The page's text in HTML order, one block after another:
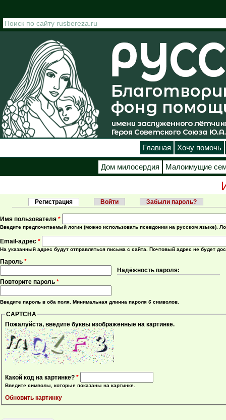
Главная Хочу помочь
Дом милосердия Малоимущие
Главные вкладки
Регистрация (активная вкладка)
Войти Забыли пароль?
Имя пользователя *
Введите предпочитаемый логин (можно использовать псевдоним на русском языке).
Email-адрес *
На указанный адрес будут отправляться письма с сайта. Почтовый адрес не будет
Надёжность пароля:
Пароль *
Повторите пароль *
Введите пароль в оба поля. Минимальная длинна пароля 6 символов.
CAPTCHA
Пожалуйста, введите буквы изображенные на картинке.
Какой код на картинке? *
Введите символы, которые показаны на картинке.
Обновить картинку